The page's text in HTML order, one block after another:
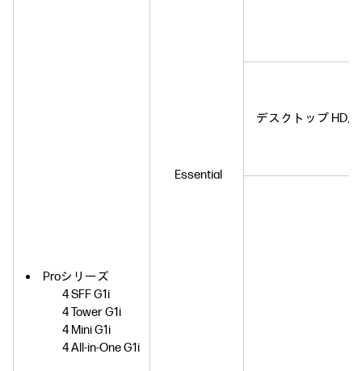
Proシリーズ
4 SFF G1i
4 Tower G1i
4 Mini G1i
4 All-in-One G1i
Essential
デスクトップ HD用